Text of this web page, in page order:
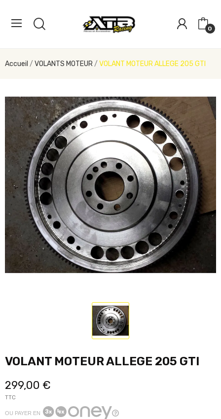
0
Accueil VOLANTS MOTEUR VOLANT MOTEUR ALLEGE 205 GTI
VOLANT MOTEUR ALLEGE 205 GTI
299,00 €
TTC
OU PAYER EN